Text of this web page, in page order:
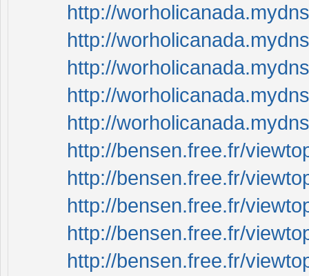
http://
http://
http://
http://
http://
http://bensen.free.fr/
http://bensen.free.fr/
http://bensen.free.fr/
http://bensen.free.fr/
http://bensen.free.fr/